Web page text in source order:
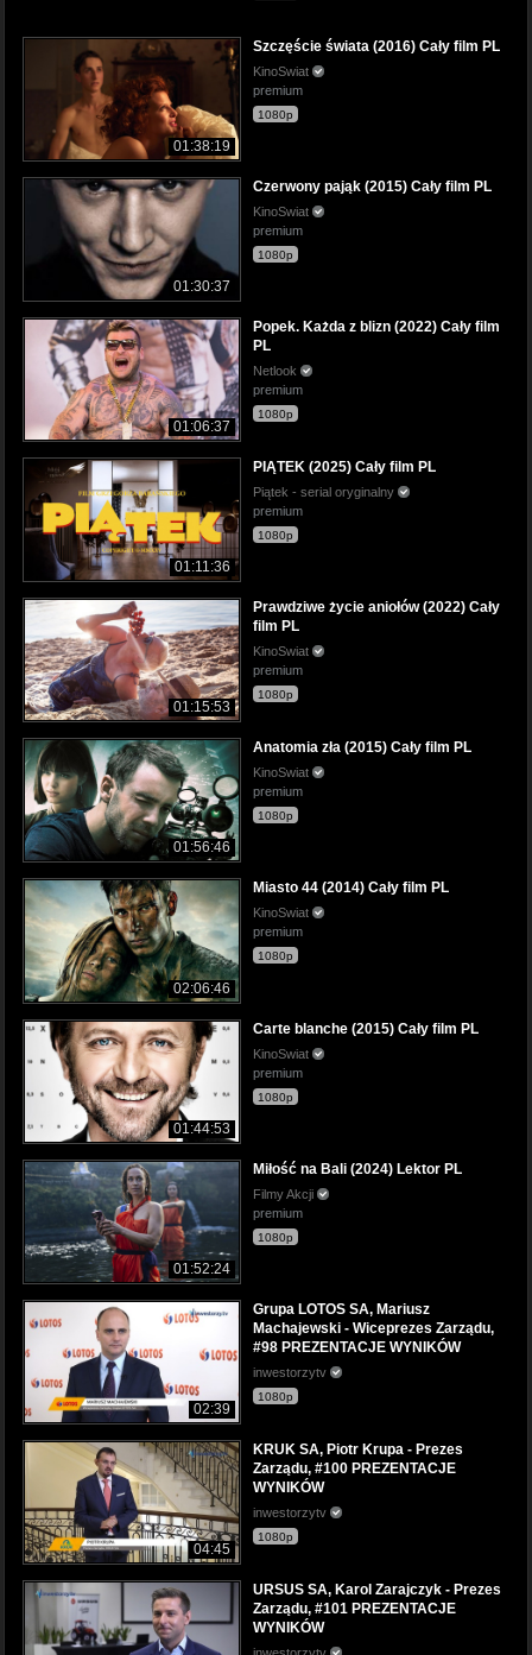
01:38:19
Szczęście świata (2016) Cały film PL
KinoSwiat
premium
1080p
01:30:37
Czerwony pająk (2015) Cały film PL
KinoSwiat
premium
1080p
01:06:37
Popek. Każda z blizn (2022) Cały film
PL
Netlook
premium
1080p
01:11:36
PIĄTEK (2025) Cały film PL
Piątek - serial oryginalny
premium
1080p
01:15:53
Prawdziwe życie aniołów (2022) Cały
film PL
KinoSwiat
premium
1080p
01:56:46
Anatomia zła (2015) Cały film PL
KinoSwiat
premium
1080p
02:06:46
Miasto 44 (2014) Cały film PL
KinoSwiat
premium
1080p
01:44:53
Carte blanche (2015) Cały film PL
KinoSwiat
premium
1080p
01:52:24
Miłość na Bali (2024) Lektor PL
Filmy Akcji
premium
1080p
02:39
Grupa LOTOS SA, Mariusz
Machajewski - Wiceprezes Zarządu,
#98 PREZENTACJE WYNIKÓW
inwestorzytv
1080p
04:45
KRUK SA, Piotr Krupa - Prezes
Zarządu, #100 PREZENTACJE
WYNIKÓW
inwestorzytv
1080p
URSUS SA, Karol Zarajczyk - Prezes
Zarządu, #101 PREZENTACJE
WYNIKÓW